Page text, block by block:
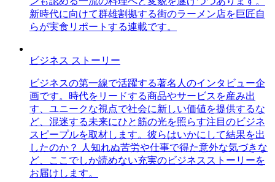
新時代に向けて群雄割拠する街のラーメン店を巨匠自
らが実食リポートする連載です。
ビジネス ストーリー
ビジネスの第一線で活躍する著名人のインタビュー企
画です。時代をリードする商品やサービスを産み出
す、ユニークな視点で社会に新しい価値を提供するな
ど、混迷する未来にひと筋の光を照らす注目のビジネ
スピープルを取材します。彼らはいかにして結果を出
したのか？ 人知れぬ苦労や仕事で得た意外な気づきな
ど、ここでしか読めない充実のビジネスストーリーを
お届けします。